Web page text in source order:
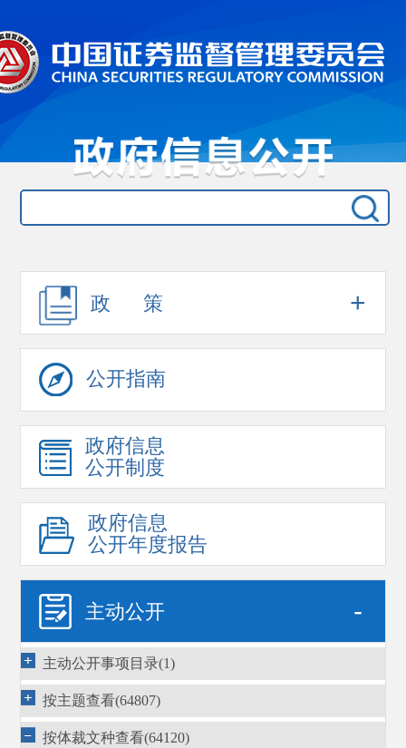
政 策 +
公开指南
政府信息
公开制度
政府信息
公开年度报告
主动公开 -
主动公开事项目录(1)
按主题查看(64807)
按体裁文种查看(64120)